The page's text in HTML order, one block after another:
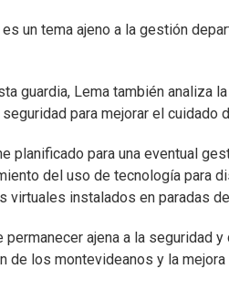
un tema ajeno a la gestión
guardia, Lema también analiza
para mejorar el cuidado
planificado para una eventual
del uso de tecnología para
virtuales instalados en paradas
permanecer ajena a la seguridad
de los montevideanos y la